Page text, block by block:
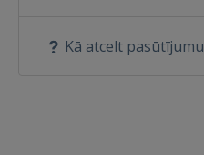
Kā atcelt pasūtījumu